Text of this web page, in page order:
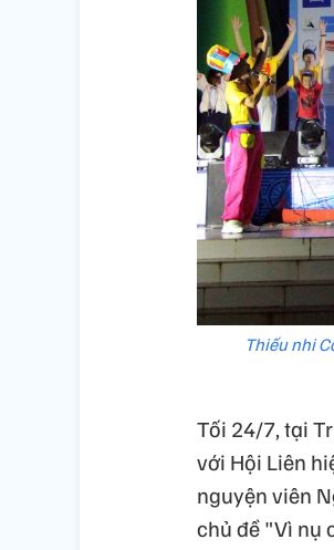
Thiếu nhi
Tối 24/7, tại
với Hội Liên
nguyện viên
chủ đề "Vì nụ